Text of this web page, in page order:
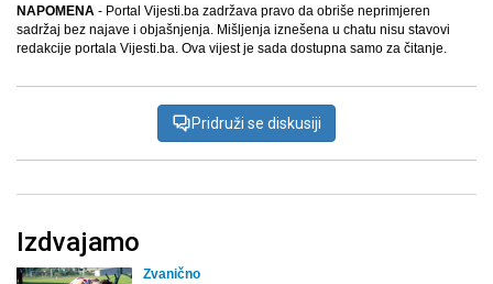
NAPOMENA - Portal Vijesti.ba zadržava pravo da obriše neprimjeren
sadržaj bez najave i objašnjenja. Mišljenja iznešena u chatu nisu stavovi
redakcije portala Vijesti.ba. Ova vijest je sada dostupna samo za čitanje.
Pridruži se diskusiji
Izdvajamo
Zvanično